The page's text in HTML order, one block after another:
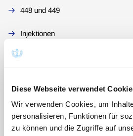
Diese Webseite verwendet
Wir verwenden Cookies, um
personalisieren, Funktionen für
zu können und die Zugriffe auf
448 und 449
Injektionen
Akupunktur
Injektions- und
Testungen